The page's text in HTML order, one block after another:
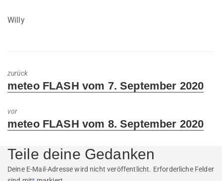
Willy
zurück
Previous
meteo FLASH vom 7. September 2020
vor
Next
meteo FLASH vom 8. September 2020
Teile deine Gedanken
Deine E-Mail-Adresse wird nicht veröffentlicht. Erforderliche Felder